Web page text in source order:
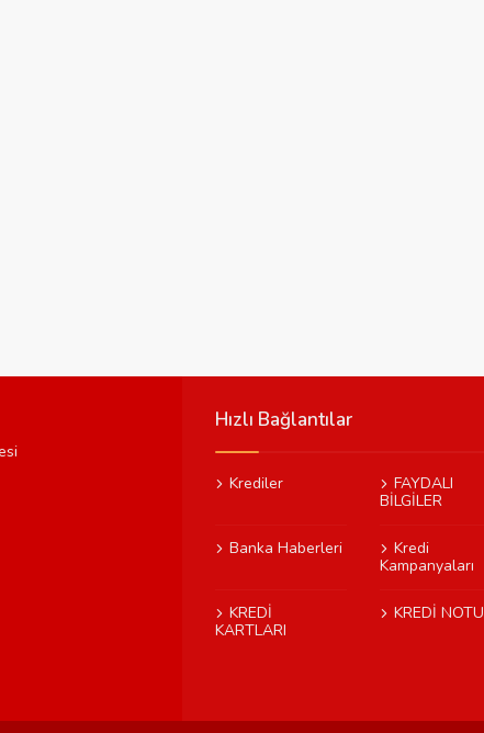
Hızlı Bağlantılar
Krediler
FAYDALI
BİLGİLER
Banka Haberleri
Kredi
Kampanyaları
KREDİ
KARTLARI
KREDİ NOTU